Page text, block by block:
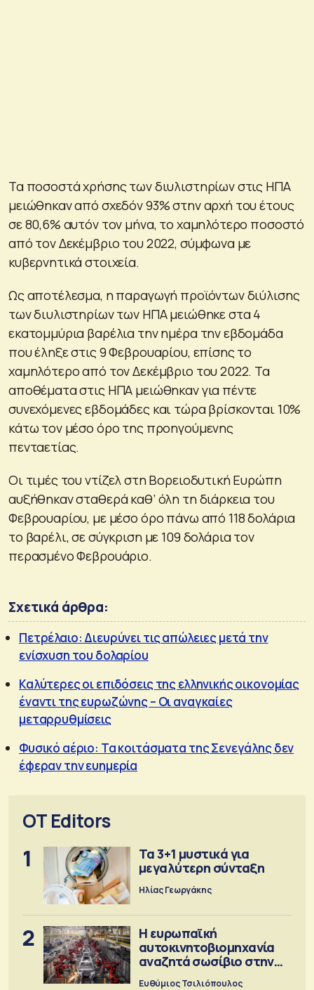
Τα ποσοστά χρήσης των διυλιστηρίων στις ΗΠΑ
μειώθηκαν από σχεδόν 93% στην αρχή του έτους
σε 80,6% αυτόν τον μήνα, το χαμηλότερο ποσοστό
από τον Δεκέμβριο του 2022, σύμφωνα με
κυβερνητικά στοιχεία.
Ως αποτέλεσμα, η παραγωγή προϊόντων διύλισης
των διυλιστηρίων των ΗΠΑ μειώθηκε στα 4
εκατομμύρια βαρέλια την ημέρα την εβδομάδα
που έληξε στις 9 Φεβρουαρίου, επίσης το
χαμηλότερο από τον Δεκέμβριο του 2022. Τα
αποθέματα στις ΗΠΑ μειώθηκαν για πέντε
συνεχόμενες εβδομάδες και τώρα βρίσκονται 10%
κάτω τον μέσο όρο της προηγούμενης
πενταετίας.
Οι τιμές του ντίζελ στη Βορειοδυτική Ευρώπη
αυξήθηκαν σταθερά καθ’ όλη τη διάρκεια του
Φεβρουαρίου, με μέσο όρο πάνω από 118 δολάρια
το βαρέλι, σε σύγκριση με 109 δολάρια τον
περασμένο Φεβρουάριο.
Σχετικά άρθρα:
Πετρέλαιο: Διευρύνει τις απώλειες μετά την
ενίσχυση του δολαρίου
Καλύτερες οι επιδόσεις της ελληνικής οικονομίας
έναντι της ευρωζώνης – Οι αναγκαίες
μεταρρυθμίσεις
Φυσικό αέριο: Τα κοιτάσματα της Σενεγάλης δεν
έφεραν την ευημερία
OT Editors
1
Τα 3+1 μυστικά για
μεγαλύτερη σύνταξη
Ηλίας Γεωργάκης
2
Η ευρωπαϊκή
αυτοκινητοβιομηχανία
αναζητά σωσίβιο στην
Κίνα
Ευθύμιος Τσιλιόπουλος